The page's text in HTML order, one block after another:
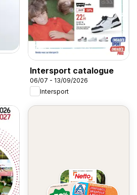
Intersport catalogue
06/07 - 13/09/2026
Intersport